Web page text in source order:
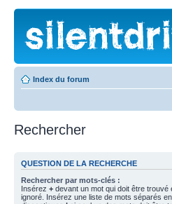
Index du forum
Rechercher
QUESTION DE LA RECHERCHE
Rechercher par mots-clés :
Insérez + devant un mot qui doit être trouvé
ignoré. Insérez une liste de mots séparés